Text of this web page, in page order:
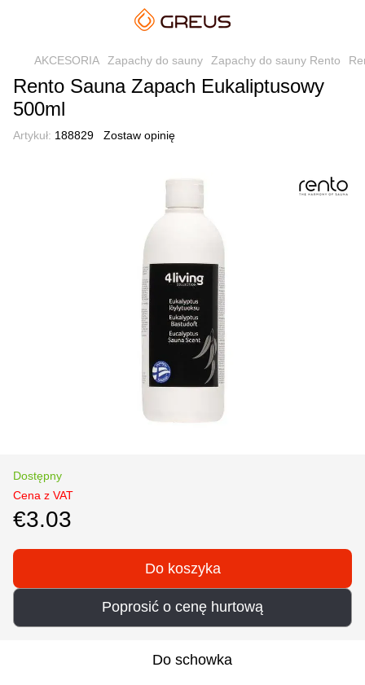
AKCESORIA Zapachy do sauny Zapachy do sauny Rento
Rento Sauna Zapach Eukaliptusowy
500ml
Artykuł: 188829 Zostaw opinię
Dostępny
Cena z VAT
€3.03
Do koszyka
Poprosić o cenę hurtową
Do schowka